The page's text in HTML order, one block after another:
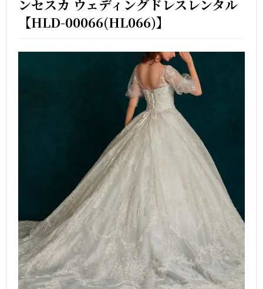
ンセスカ ウェディングドレスレンタル
【HLD-00066(HL066)】